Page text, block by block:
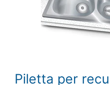
Piletta per